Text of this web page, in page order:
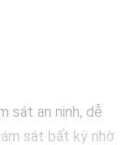
sát an ninh, dễ
sát bất kỳ nhờ